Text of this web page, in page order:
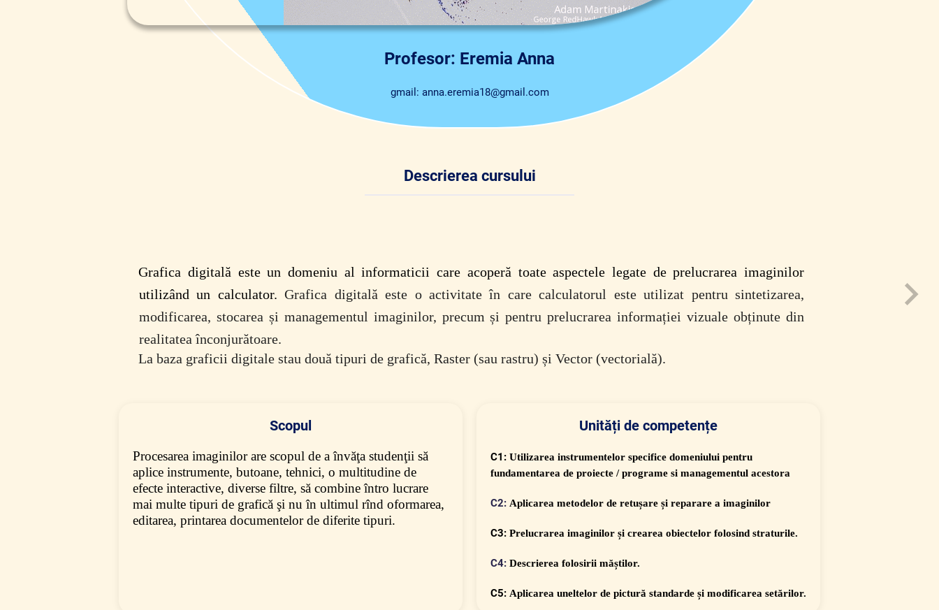
Profesor: Eremia Anna
gmail: anna.eremia18@gmail.com
Descrierea cursului
Grafica digitală este un domeniu al informaticii care acoperă toate aspectele legate de prelucrarea imaginilor
utilizând un calculator.Grafica digitală este o activitate în care calculatorul este utilizat pentru sintetizarea,
modificarea, stocarea și managementul imaginilor, precum și pentru prelucrarea informației vizuale obținute din
realitatea înconjurătoare.
La baza graficii digitale stau două tipuri de grafică, Raster (sau rastru) și Vector (vectorială).
Scopul
Procesarea imaginilor are scopul de a învăţa studenţii să
aplice instrumente, butoane, tehnici, o multitudine de
efecte interactive, diverse filtre, să combine întro lucrare
mai multe tipuri de grafică şi nu în ultimul rînd oformarea,
editarea, printarea documentelor de diferite tipuri.
Unități de competențe
C1: Utilizarea instrumentelor specifice domeniului pentru
fundamentarea de proiecte / programe si managementul acestora
C2: Aplicarea metodelor de retușare și reparare a imaginilor
C3: Prelucrarea imaginilor și crearea obiectelor folosind straturile.
C4: Descrierea folosirii măștilor.
C5: Aplicarea uneltelor de pictură standarde și modificarea setărilor.